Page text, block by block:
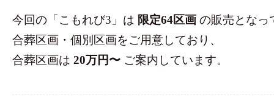
今回の「こもれび3」は 限定64区画 の販売となっ
合葬区画・個別区画をご用意しており、
合葬区画は 20万円〜 ご案内しています。